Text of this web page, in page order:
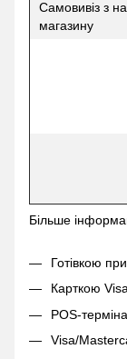
Самовивіз з
магазину
Більше
Готівкою
Карткою
POS-
Visa/